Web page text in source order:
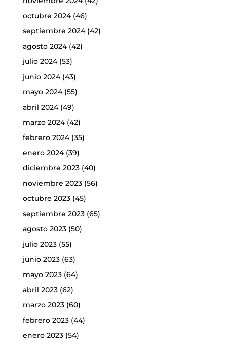
octubre 2024(46)
septiembre 2024(42)
agosto 2024(42)
julio 2024(53)
junio 2024(43)
mayo 2024(55)
abril 2024(49)
marzo 2024(42)
febrero 2024(35)
enero 2024(39)
diciembre 2023(40)
noviembre 2023(56)
octubre 2023(45)
septiembre 2023(65)
agosto 2023(50)
julio 2023(55)
junio 2023(63)
mayo 2023(64)
abril 2023(62)
marzo 2023(60)
febrero 2023(44)
enero 2023(54)